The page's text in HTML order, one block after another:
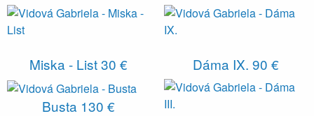
Miska - List30 € Dáma IX. 90 €
Busta 130 €